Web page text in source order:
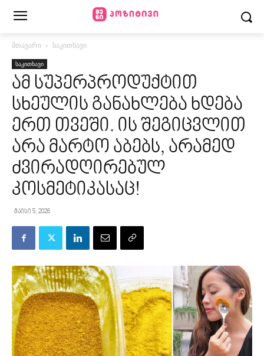
მთავარი საკითხავი
საკითხავი
ამ სუპერპროდუქტით
სხეულის განახლება ხდება
ერთ თვეში. ის შეგიცვლით
არა მარტო აბებს, არამედ
ძვირადღირებულ
კოსმეტიკასაც!
მაისი 5, 2026